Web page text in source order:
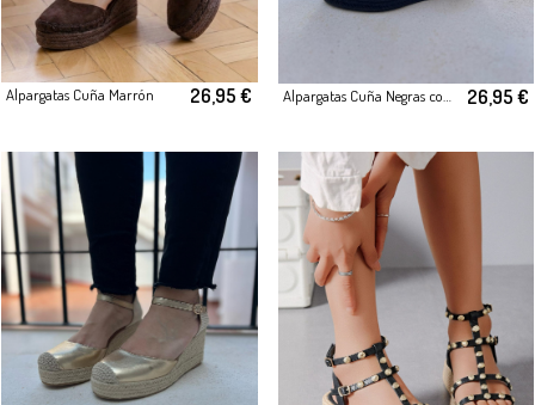
Alpargatas Cuña Marrón 26,95 € 26,95 €